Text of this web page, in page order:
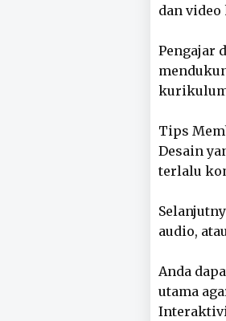
dan video
Pengajar
Tips
Desain
terlalu
audio,
Anda
utama